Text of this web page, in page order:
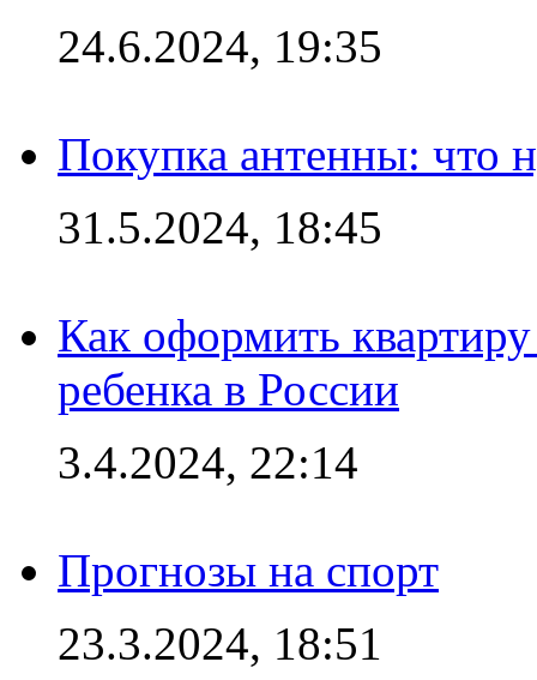
24.6.2024, 19:35
Покупка антенны: что
31.5.2024, 18:45
Как оформить
ребенка в России
3.4.2024, 22:14
Прогнозы на спорт
23.3.2024, 18:51